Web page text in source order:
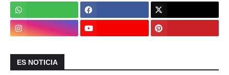
ES NOTICIA